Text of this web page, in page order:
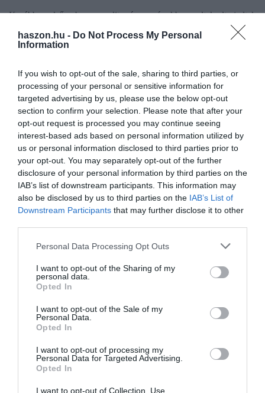
haszon.hu - Do Not Process My Personal
Information
If you wish to opt-out of the sale, sharing to third parties, or
processing of your personal or sensitive information for
targeted advertising by us, please use the below opt-out
section to confirm your selection. Please note that after your
opt-out request is processed you may continue seeing
interest-based ads based on personal information utilized by
us or personal information disclosed to third parties prior to
your opt-out. You may separately opt-out of the further
disclosure of your personal information by third parties on the
IAB’s list of downstream participants. This information may
also be disclosed by us to third parties on the IAB’s List of
Downstream Participants that may further disclose it to other
Please note that this website/app uses one or more Google
not limited to your visit or usage behaviour. You may click to
grant or deny consent to Google and its third-party tags to
use your data for below specified purposes in below Google
consent section.
Personal Data Processing Opt Outs
I want to opt-out of the Sharing of my
personal data.
Opted In
I want to opt-out of the Sale of my
Personal Data.
Opted In
I want to opt-out of processing my
Personal Data for Targeted Advertising.
Opted In
I want to opt-out of Collection, Use,
Korábban elsősorban a mediterrán országokban voltak elterjedtek
a fügefák, azonban a klímaváltozás hatására hazánkban is egyre
gyakrabban találkozni lehet a növénnyel. Kevés kártevője és
rengeteg fényre és melegre van szüksége ahhoz, hogy bőséges
termést hozzon.
Nagyon fontos, hogyősszel se feledkezzünk meg a metszéséről.
Télre érdemes betakarni. A takaráshoz a legmegfelelőbb a
lombhullatást követően a növényt körbekeríteni, például
dróthálóval, a belsejét pedig feltölteni falevéllel. A tetejét pedig
fedjük le kartonpapírral. A fügebokor telepítésénél az első szüretre
körülbelül három-négy évet kell várni, és utána ősszel már
kóstolhatjuk is a gyümölcsöt.
Olvasd el ezt is!
Így óvd meg a fügédet a fagyoktól
Jól bírja a füge a magyar klímát
növénytermesztés